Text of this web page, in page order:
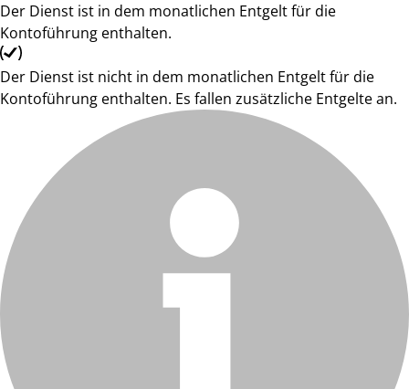
Der Dienst ist in dem monatlichen Entgelt für die
Kontoführung enthalten.
Der Dienst ist nicht in dem monatlichen Entgelt für die
Kontoführung enthalten. Es fallen zusätzliche Entgelte an.